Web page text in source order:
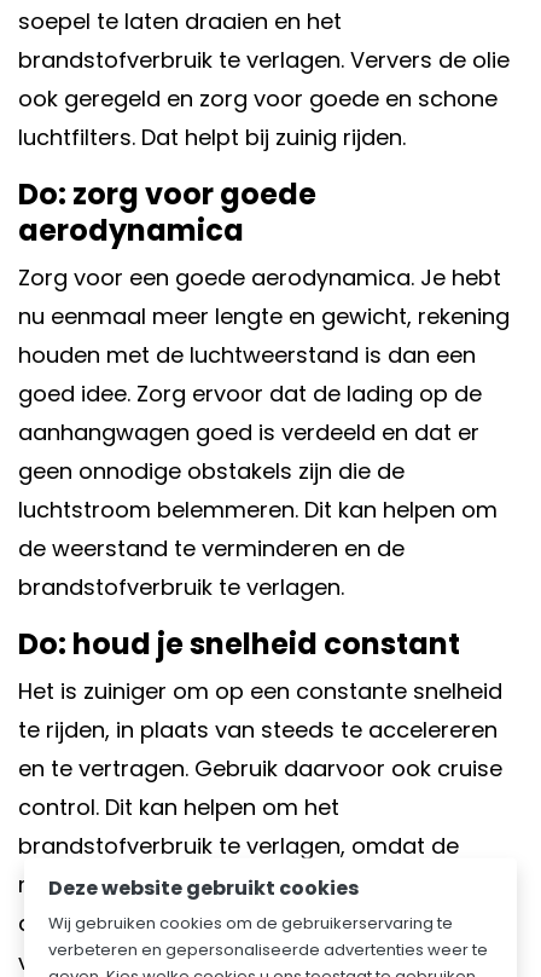
soepel te laten draaien en het
brandstofverbruik te verlagen. Ververs de olie
ook geregeld en zorg voor goede en schone
luchtfilters. Dat helpt bij zuinig rijden.
Do: zorg voor goede
aerodynamica
Zorg voor een goede aerodynamica. Je hebt
nu eenmaal meer lengte en gewicht, rekening
houden met de luchtweerstand is dan een
goed idee. Zorg ervoor dat de lading op de
aanhangwagen goed is verdeeld en dat er
geen onnodige obstakels zijn die de
luchtstroom belemmeren. Dit kan helpen om
de weerstand te verminderen en de
brandstofverbruik te verlagen.
Do: houd je snelheid constant
Het is zuiniger om op een constante snelheid
te rijden, in plaats van steeds te accelereren
en te vertragen. Gebruik daarvoor ook cruise
control. Dit kan helpen om het
brandstofverbruik te verlagen, omdat de
motor niet steeds hoeft te worden aangepast
aan veranderende snelheden. Probeer goed
vooruit te kijken. Wanneer je gas moet
Deze website gebruikt cookies
Wij gebruiken cookies om de gebruikerservaring te
verbeteren en gepersonaliseerde advertenties weer te